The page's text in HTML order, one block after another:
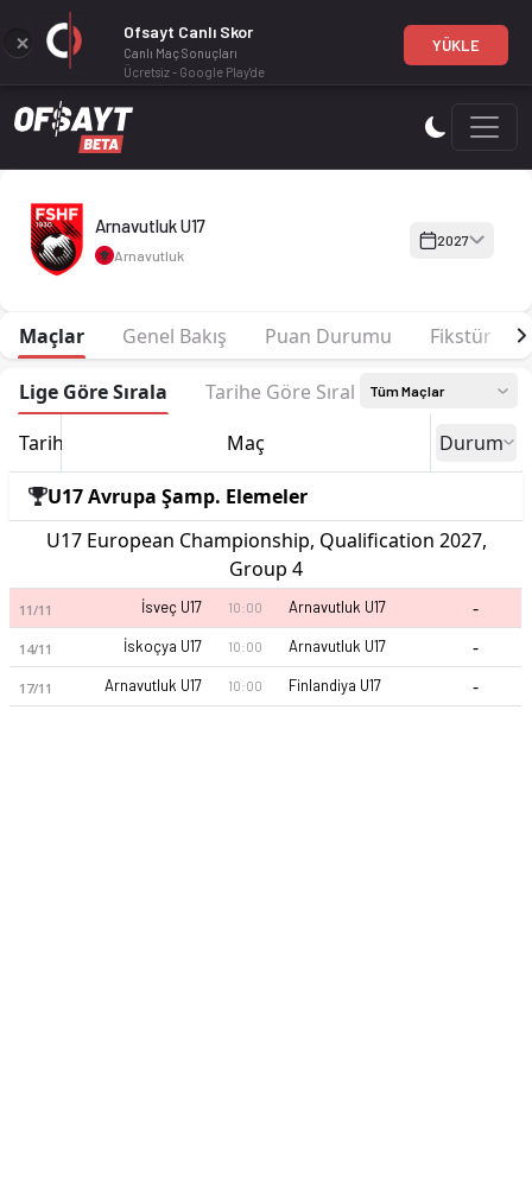
Arnavutluk U17 2027 sezonu | U17 Avrupa Şamp.
Arnavutluk U17
Arnavutluk
2027
Maçlar Genel Bakış Puan Durumu Fikstür
Lige Göre Sırala Tarihe Göre Sırala Tüm Maçlar
Tarih Maç Durum
U17 Avrupa Şamp. Elemeler
U17 European Championship, Qualification 2027,
Group 4
11/11 İsveç U17 10:00 Arnavutluk U17 -
14/11 İskoçya U17 10:00 Arnavutluk U17 -
17/11 Arnavutluk U17 10:00 Finlandiya U17 -
Ofsayt Canlı Skor
Canlı Maç Sonuçları
Ücretsiz - Google Play'de
YÜKLE